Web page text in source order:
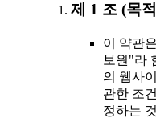
제 1 조 (목
이 약관
보원"라
의 웹사
관한 조
정하는